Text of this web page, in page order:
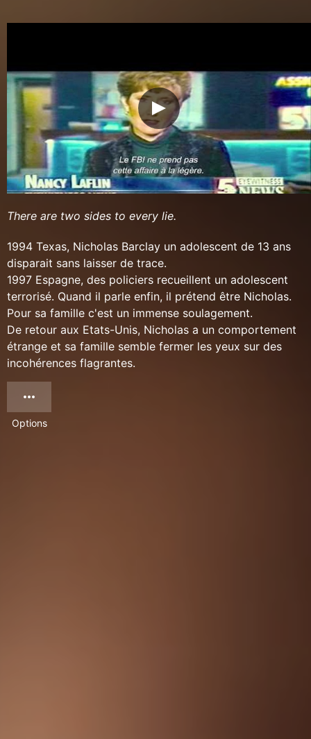
There are two sides to every lie.
1994 Texas, Nicholas Barclay un adolescent de 13 ans
disparait sans laisser de trace.
1997 Espagne, des policiers recueillent un adolescent
terrorisé. Quand il parle enfin, il prétend être Nicholas.
Pour sa famille c'est un immense soulagement.
De retour aux Etats-Unis, Nicholas a un comportement
étrange et sa famille semble fermer les yeux sur des
incohérences flagrantes.
Options